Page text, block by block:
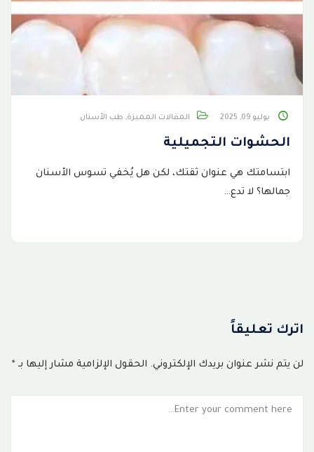
يوليو 09, 2025 المقالات المميزة, طب الأسنان
الحشوات التجميلية
ابتسامتك هي عنوان ثقتك، لكن هل يُخفي تسوس الأسنان
جمالها؟ لا تدع…
اترك تعليقاً
لن يتم نشر عنوان بريدك الإلكتروني. الحقول الإلزامية مشار إليها بـ *